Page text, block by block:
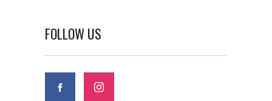
FOLLOW US